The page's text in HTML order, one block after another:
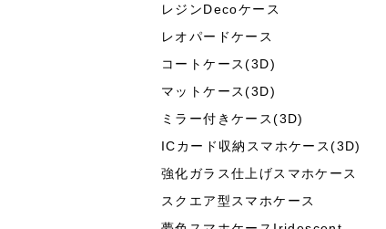
レジンDecoケース
レオパードケース
コートケース(3D)
マットケース(3D)
ミラー付きケース(3D)
ICカード収納スマホケース(3D)
強化ガラス仕上げスマホケース
スクエア型スマホケース